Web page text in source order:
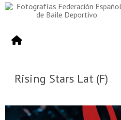
Rising Stars Lat (F)